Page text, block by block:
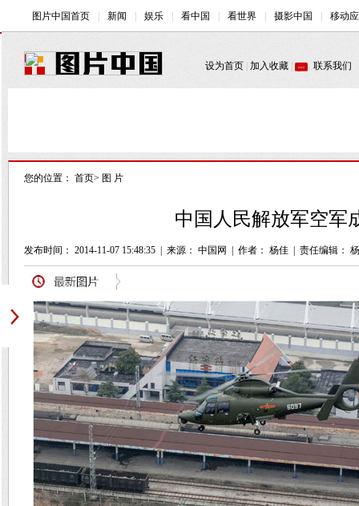
您的位置： 首页> 图 片
中国人民解放军空军
发布时间： 2014-11-07 15:48:35 来源： 中国网 作者： 杨佳 责任编辑：